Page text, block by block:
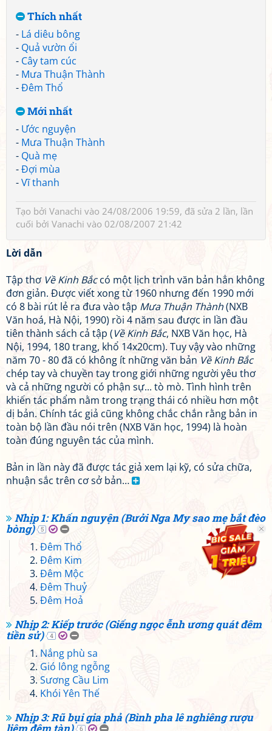
Thích nhất
- Lá diêu bông
- Quả vườn ổi
- Cây tam cúc
- Mưa Thuận Thành
-Đêm Thổ
Mới nhất
- Ước nguyện
- Mưa Thuận Thành
- Quà mẹ
-Đợi mùa
-Vĩ thanh
Tạo bởi Vanachi vào 24/08/2006 19:59, đã sửa 2 lần, lần
cuối bởi Vanachi vào 02/08/2007 21:42
Lời dẫn
Tập thơ Về Kinh Bắccó một lịch trình văn bản hẳn không
đơn giản. Được viết xong từ 1960 nhưng đến 1990 mới
có 8 bài rút lẻ ra đưa vào tập Mưa Thuận Thành(NXB
Văn hoá, Hà Nội, 1990) rồi 4 năm sau được in lần đầu
tiên thành sách cả tập (Về Kinh Bắc, NXB Văn học, Hà
Nội, 1994, 180 trang, khổ 14x20cm). Tuy vậy vào những
năm 70 - 80 đã có không ít những văn bản Về Kinh Bắc
chép tay và chuyền tay trong giới những người yêu thơ
và cả những người có phận sự... tò mò. Tình hình trên
khiến tác phẩm nằm trong trạng thái có nhiều hơn một
dị bản. Chính tác giả cũng không chắc chắn rằng bản in
toàn bộ lần đầu nói trên (NXB Văn học, 1994) là hoàn
toàn đúng nguyên tác của mình.
Bản in lần này đã được tác giả xem lại kỹ, có sửa chữa,
nhuận sắc trên cơ sở bản…
Nhịp 1: Khấn nguyện (Bưởi Nga My sao mẹ bắt đèo
bòng) 5
Đêm Thổ
Đêm Kim
Đêm Mộc
Đêm Thuỷ
Đêm Hoả
Nhịp 2: Kiếp trước (Giếng ngọc ễnh ương quát đêm
tiền sử) 4
Nắng phù sa
Gió lông ngỗng
Sương Cầu Lim
Khói Yên Thế
Nhịp 3: Rũ bụi gia phả (Bình pha lê nghiêng rượu
6